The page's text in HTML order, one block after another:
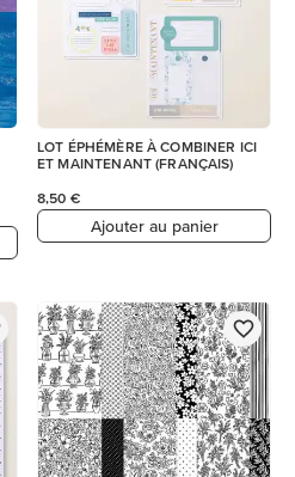
LOT ÉPHÉMÈRE À COMBINER ICI
ET MAINTENANT (FRANÇAIS)
8,50 €
Ajouter au panier